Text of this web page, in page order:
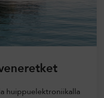
huippuelektroniikalla